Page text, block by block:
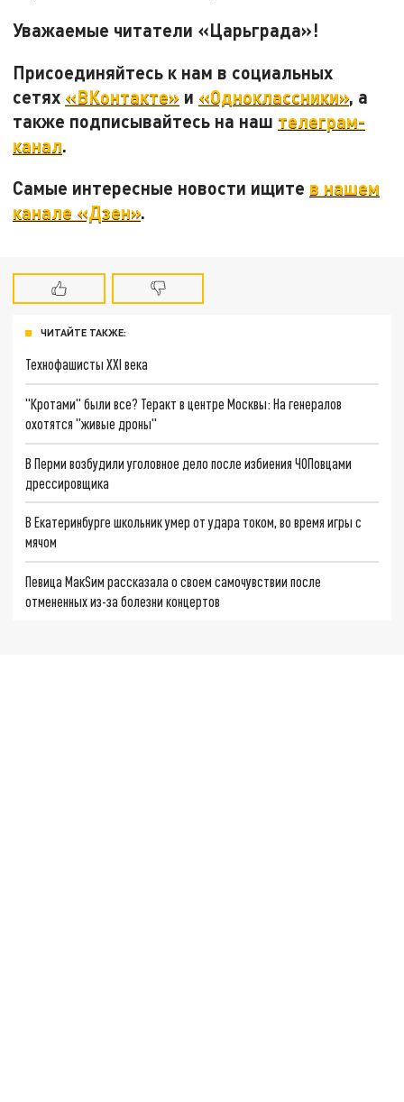
Уважаемые читатели «Царьграда»!
Присоединяйтесь к нам в социальных
сетях «ВКонтакте» и «Одноклассники», а
также подписывайтесь на наш телеграм-
канал.
Самые интересные новости ищите в нашем
канале «Дзен».
ЧИТАЙТЕ ТАКЖЕ:
Технофашисты XXI века
"Кротами" были все? Теракт в центре Москвы: На генералов
охотятся "живые дроны"
В Перми возбудили уголовное дело после избиения ЧОПовцами
дрессировщика
В Екатеринбурге школьник умер от удара током, во время игры с
мячом
Певица MaкSим рассказала о своем самочувствии после
отмененных из-за болезни концертов